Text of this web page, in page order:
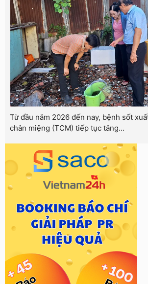
Từ đầu năm 2026 đến nay, bệnh sốt
chân miệng (TCM) tiếp tục tăng...